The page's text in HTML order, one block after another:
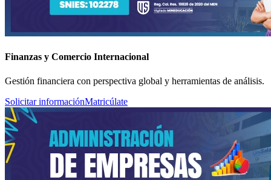
Finanzas y Comercio Internacional
Gestión financiera con perspectiva global y herramientas de análisis.
Solicitar informaciónMatricúlate